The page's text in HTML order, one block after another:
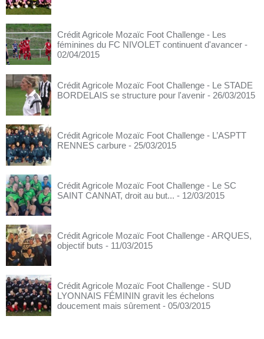
Crédit Agricole Mozaïc Foot Challenge - Les
féminines du FC NIVOLET continuent d'avancer -
02/04/2015
Crédit Agricole Mozaïc Foot Challenge - Le STADE
BORDELAIS se structure pour l'avenir - 26/03/2015
Crédit Agricole Mozaïc Foot Challenge - L’ASPTT
RENNES carbure - 25/03/2015
Crédit Agricole Mozaïc Foot Challenge - Le SC
SAINT CANNAT, droit au but... - 12/03/2015
Crédit Agricole Mozaïc Foot Challenge - ARQUES,
objectif buts - 11/03/2015
Crédit Agricole Mozaïc Foot Challenge - SUD
LYONNAIS FÉMININ gravit les échelons
doucement mais sûrement - 05/03/2015